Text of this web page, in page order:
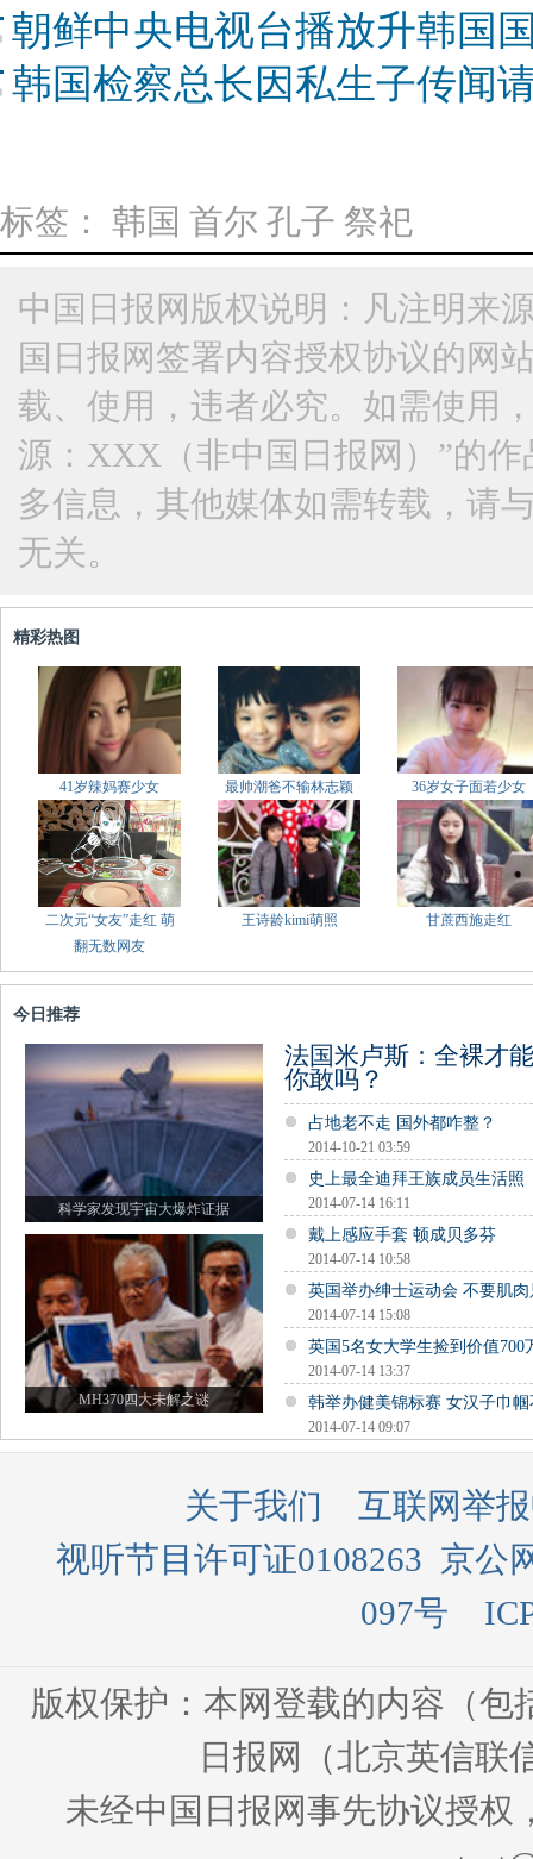
朝鲜中央电视台播放升韩国
韩国检察总长因私生子传闻
标签： 韩国 首尔 孔子 祭祀
中国日报网版权说明：凡注明来
国日报网签署内容授权协议的网
载、使用，违者必究。如需使用
源：XXX（非中国日报网）”的
多信息，其他媒体如需转载，请
无关。
精彩热图
41岁辣妈赛少女 最帅潮爸不输林志颖 36岁女子面若少女
二次元“女友”走红 萌
翻无数网友
王诗龄kimi萌照 甘蔗西施走红
今日推荐
科学家发现宇宙大爆炸证据
MH370四大未解之谜
法国米卢斯：全裸才
你敢吗？
占地老不走 国外都咋整？
2014-10-21 03:59
史上最全迪拜王族成员生活照
2014-07-14 16:11
戴上感应手套 顿成贝多芬
2014-07-14 10:58
英国举办绅士运动会 不要肌
2014-07-14 15:08
英国5名女大学生捡到价值700
2014-07-14 13:37
韩举办健美锦标赛 女汉子巾
2014-07-14 09:07
关于我们
互联网举
视听节目许可证0108263 京公
097号
版权保护：本网登载的内容（
日报网（北京英信联
未经中国日报网事先协议授权